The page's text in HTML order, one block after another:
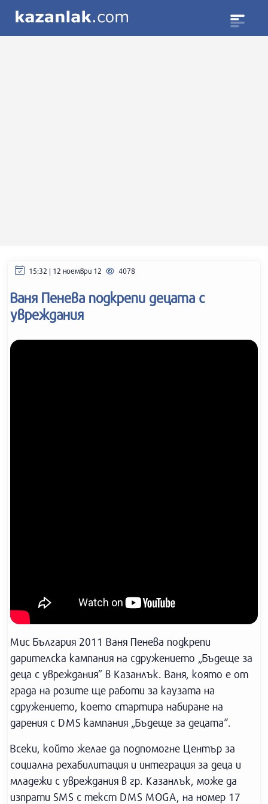
15:32 | 12 ноември 12 4078
Ваня Пенева подкрепи децата с
увреждания
Мис България 2011 Ваня Пенева подкрепи
дарителска кампания на сдружението „Бъдеще за
деца с увреждания” в Казанлък. Ваня, която е от
града на розите ще работи за каузата на
сдружението, което стартира набиране на
дарения с DMS кампания „Бъдеще за децата“.
Всеки, който желае да подпомогне Център за
социална рехабилитация и интеграция за деца и
младежи с увреждания в гр. Казанлък, може да
изпрати SMS с текст DMS MOGA, на номер 17